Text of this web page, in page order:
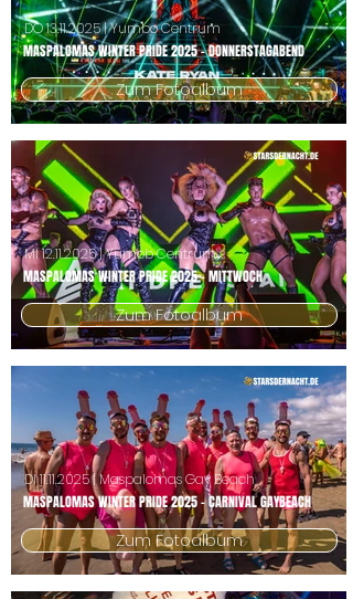
MASPALOMAS WINTER PRIDE 2025 - DONNERSTAGABEND
DO13.11.2025| Yumbo Centrum
Zum Fotoalbum
MASPALOMAS WINTER PRIDE 2025 - MITTWOCH
MI12.11.2025| Yumob Centrum
Zum Fotoalbum
MASPALOMAS WINTER PRIDE 2025 - CARNIVAL GAYBEACH
DI11.11.2025| Maspalomas Gay Beach
Zum Fotoalbum